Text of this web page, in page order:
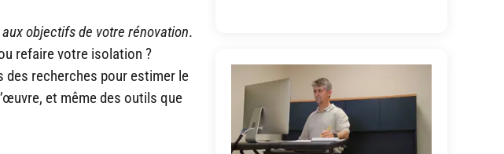
objectifs de votre rénovation.
refaire votre isolation ?
des recherches pour estimer le
et même des outils que